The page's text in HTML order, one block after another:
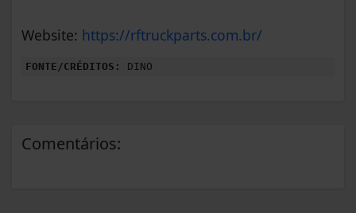
Website: https://rftruckparts.com.br/
FONTE/CRÉDITOS: DINO
Comentários: